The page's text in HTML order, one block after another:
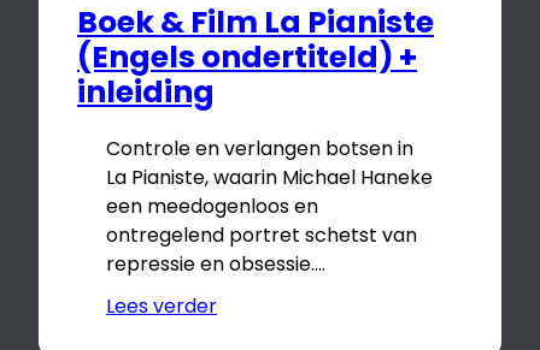
Boek & Film La Pianiste
(Engels ondertiteld) +
inleiding
Controle en verlangen botsen in
La Pianiste, waarin Michael Haneke
een meedogenloos en
ontregelend portret schetst van
repressie en obsessie.…
Lees verder